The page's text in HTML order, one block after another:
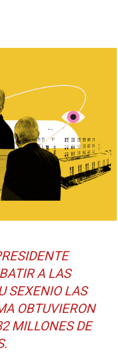
A LAS
SEXENIO LAS
OBTUVIERON
MILLONES DE